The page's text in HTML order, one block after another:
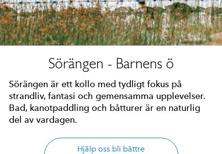
Sörängen - Barnens ö
Sörängen är ett kollo med tydligt fokus på
strandliv, fantasi och gemensamma upplevelser.
Bad, kanotpaddling och båtturer är en naturlig
del av vardagen.
Hjälp oss bli bättre